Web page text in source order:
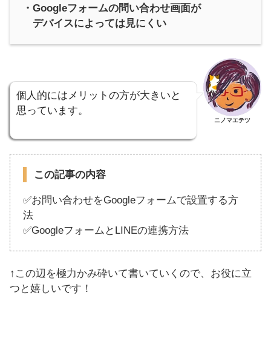
・Googleフォームの問い合わせ画面が
デバイスによっては見にくい
個人的にはメリットの方が大きいと
思っています。
ニノマエテツ
この記事の内容
✅お問い合わせをGoogleフォームで設置する方
法
✅GoogleフォームとLINEの連携方法
↑この辺を極力かみ砕いて書いていくので、お役に立
つと嬉しいです！